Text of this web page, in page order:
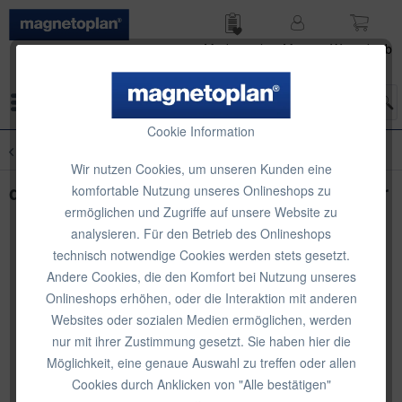
Merk­zettel
Mein
Waren­korb
Cookie Information
Wir nutzen Cookies, um unseren Kunden eine
komfortable Nutzung unseres Onlineshops zu
ermöglichen und Zugriffe auf unsere Website zu
analysieren. Für den Betrieb des Onlineshops
technisch notwendige Cookies werden stets gesetzt.
Andere Cookies, die den Komfort bei Nutzung unseres
Onlineshops erhöhen, oder die Interaktion mit anderen
Websites oder sozialen Medien ermöglichen, werden
nur mit ihrer Zustimmung gesetzt. Sie haben hier die
Möglichkeit, eine genaue Auswahl zu treffen oder allen
Cookies durch Anklicken von "Alle bestätigen"
deflecto Tube Tidy, Schreibtischorganizer